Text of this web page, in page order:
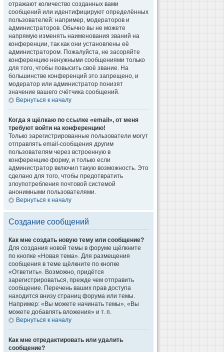
отражают количество созданных вами
сообщений или идентифицируют определённых
пользователей: например, модераторов и
администраторов. Обычно вы не можете
напрямую изменять наименования званий на
конференции, так как они установлены её
администратором. Пожалуйста, не засоряйте
конференцию ненужными сообщениями только
для того, чтобы повысить своё звание. На
большинстве конференций это запрещено, и
модератор или администратор понизят
значение вашего счётчика сообщений.
Вернуться к началу
Когда я щёлкаю по ссылке «email», от меня
требуют войти на конференцию!
Только зарегистрированные пользователи могут
отправлять email-сообщения другим
пользователям через встроенную в
конференцию форму, и только если
администратор включил такую возможность. Это
сделано для того, чтобы предотвратить
злоупотребления почтовой системой
анонимными пользователями.
Вернуться к началу
Создание сообщений
Как мне создать новую тему или сообщение?
Для создания новой темы в форуме щёлкните
по кнопке «Новая тема». Для размещения
сообщения в теме щёлкните по кнопке
«Ответить». Возможно, придётся
зарегистрироваться, прежде чем отправить
сообщение. Перечень ваших прав доступа
находится внизу страниц форума или темы.
Например: «Вы можете начинать темы», «Вы
можете добавлять вложения» и т. п.
Вернуться к началу
Как мне отредактировать или удалить
сообщение?